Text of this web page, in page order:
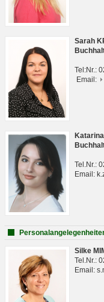
Sarah
Tel:Nr.:
Email:
Tel.Nr.:
Email:
Silke
Tel.Nr.:
Email: